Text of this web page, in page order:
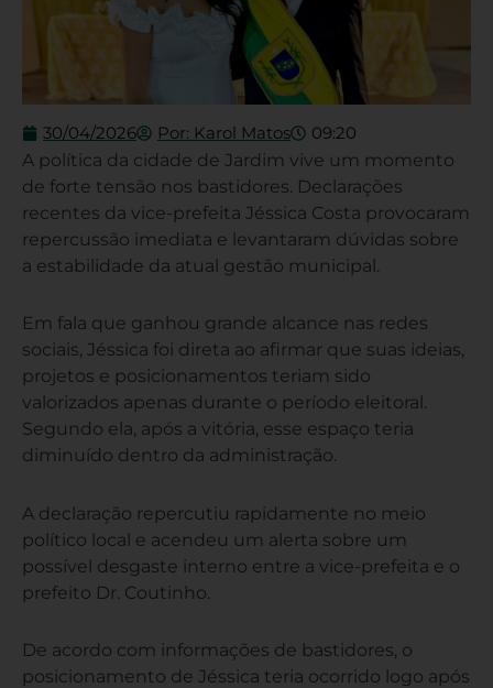
30/04/2026 Por: Karol Matos 09:20
A política da cidade de Jardim vive um momento
de forte tensão nos bastidores. Declarações
recentes da vice-prefeita Jéssica Costa provocaram
repercussão imediata e levantaram dúvidas sobre
a estabilidade da atual gestão municipal.
Em fala que ganhou grande alcance nas redes
sociais, Jéssica foi direta ao afirmar que suas ideias,
projetos e posicionamentos teriam sido
valorizados apenas durante o período eleitoral.
Segundo ela, após a vitória, esse espaço teria
diminuído dentro da administração.
A declaração repercutiu rapidamente no meio
político local e acendeu um alerta sobre um
possível desgaste interno entre a vice-prefeita e o
prefeito Dr. Coutinho.
De acordo com informações de bastidores, o
posicionamento de Jéssica teria ocorrido logo após